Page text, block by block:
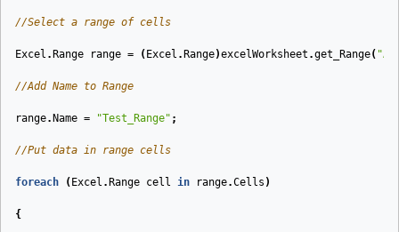
//Select a range of cells
Excel . Range range = ( Excel . Range)excelWorksheet .get_Range(
//Add Name to Range
range. Name = "Test_Range" ;
//Put data in range cells
foreach ( Excel . Range cell in range.Cells )
{